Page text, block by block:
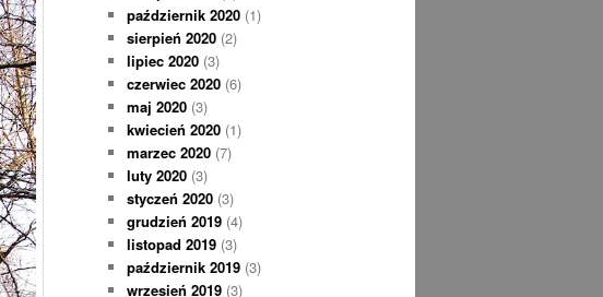
październik 2020 (1)
sierpień 2020 (2)
lipiec 2020 (3)
czerwiec 2020 (6)
maj 2020 (3)
kwiecień 2020 (1)
marzec 2020 (7)
luty 2020 (3)
styczeń 2020 (3)
grudzień 2019 (4)
listopad 2019 (3)
październik 2019 (3)
wrzesień 2019 (3)